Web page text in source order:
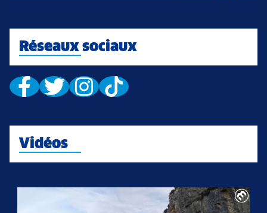
Réseaux sociaux
Vidéos